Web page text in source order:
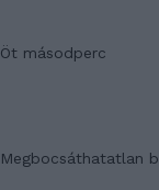
Öt másodperc
Megbocsáthatatlan